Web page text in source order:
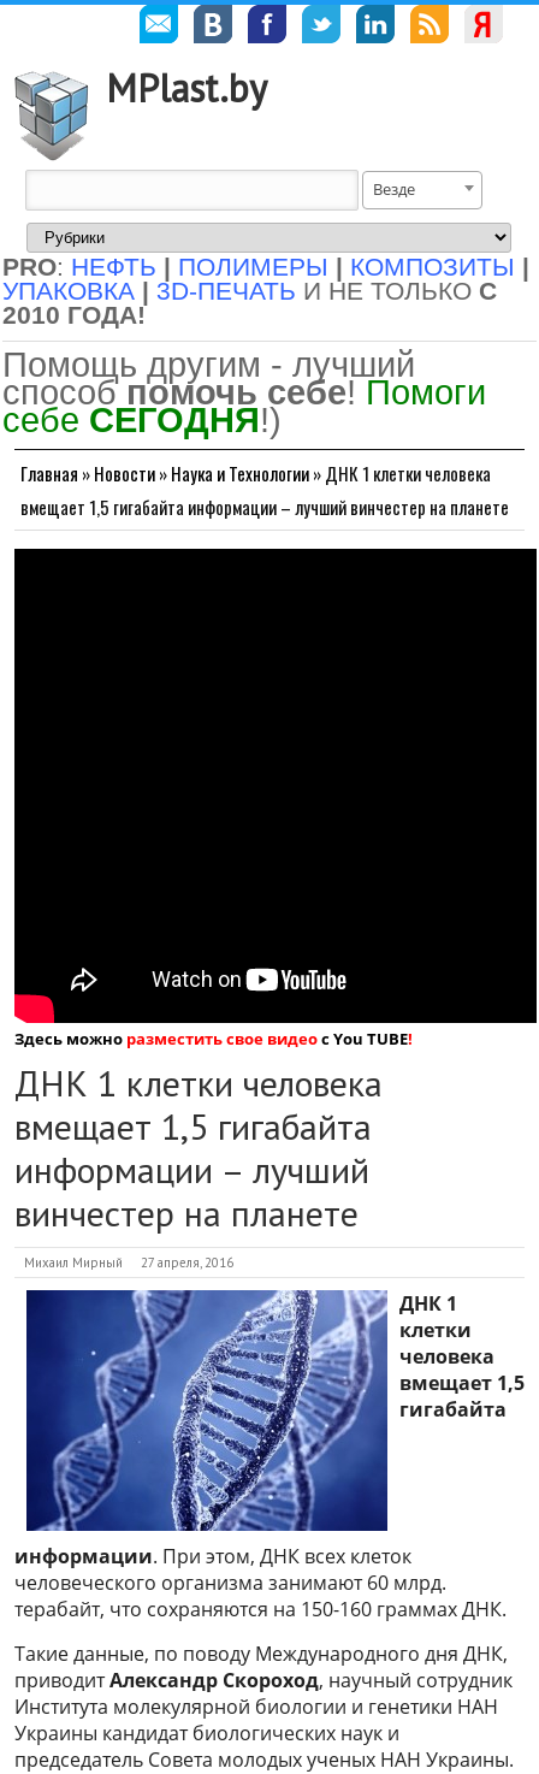
MPlast.by
Везде
PRO: НЕФТЬ | ПОЛИМЕРЫ | КОМПОЗИТЫ |
УПАКОВКА | 3D-ПЕЧАТЬ И НЕ ТОЛЬКО С
2010 ГОДА!
Помощь другим - лучший
способ помочь себе! Помоги
себе СЕГОДНЯ!)
Главная »Новости»Наука и Технологии»ДНК 1 клетки человека
вмещает 1,5 гигабайта информации – лучший винчестер на планете
Здесь можно разместить свое видеос You TUBE!
ДНК 1 клетки человека
вмещает 1,5 гигабайта
информации – лучший
винчестер на планете
Михаил Мирный 27 апреля, 2016
ДНК 1
клетки
человека
вмещает 1,5
гигабайта
информации. При этом, ДНК всех клеток
человеческого организма занимают 60 млрд.
терабайт, что сохраняются на 150-160 граммах ДНК.
Такие данные, по поводу Международного дня ДНК,
приводитАлександр Скороход, научный сотрудник
Института молекулярной биологии и генетики НАН
Украины кандидат биологических наук и
председатель Совета молодых ученых НАН Украины.